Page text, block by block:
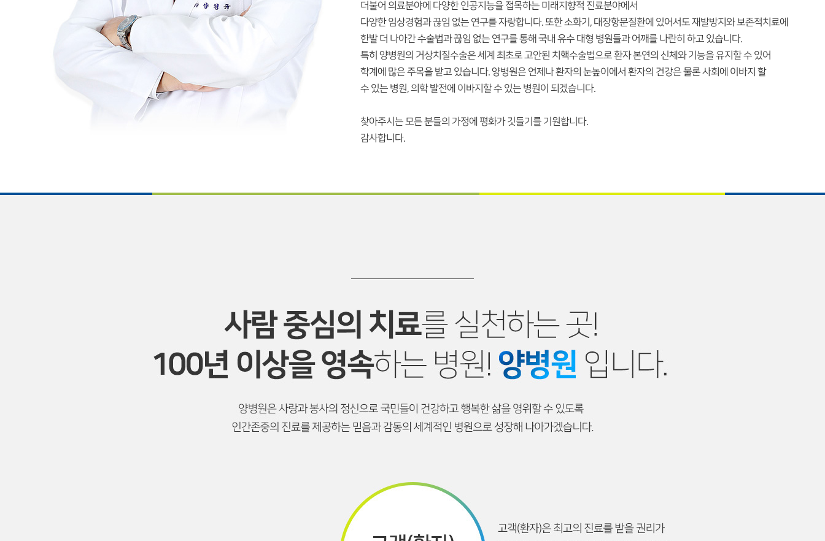
더불어 의료분야에 다양한 인공지능을 접목하는 미래지향적 진료분야에서
다양한 임상경험과 끊임 없는 연구를 자랑합니다. 또한 소화기, 대장항문질환에 있어서도 재발방지와 보존적치료에
한발 더 나아간 수술법과 끊임 없는 연구를 통해 국내 유수 대형 병원들과 어깨를 나란히 하고 있습니다.
특히 양병원의 거상치질수술은 세계 최초로 고안된 치핵수술법으로 환자 본연의 신체와 기능을 유지할 수 있어
학계에 많은 주목을 받고 있습니다. 양병원은 언제나 환자의 눈높이에서 환자의 건강은 물론 사회에 이바지 할
수 있는 병원, 의학 발전에 이바지할 수 있는 병원이 되겠습니다.
찾아주시는 모든 분들의 가정에 평화가 깃들기를 기원합니다.
감사합니다.